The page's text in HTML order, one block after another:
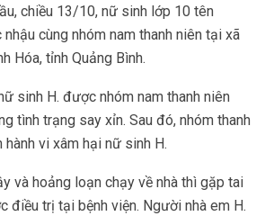
chiều 13/10, nữ sinh lớp 10 tên
nhậu cùng nhóm nam thanh niên tại xã
Hóa, tỉnh Quảng Bình.
sinh H. được nhóm nam thanh niên
tình trạng say xỉn. Sau đó, nhóm thanh
vi xâm hại nữ sinh H.
và hoảng loạn chạy về nhà thì gặp tai
điều trị tại bệnh viện. Người nhà em H.